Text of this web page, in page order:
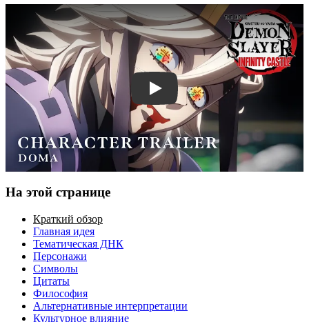
Смотреть трейлер
На этой странице
Краткий обзор
Главная идея
Тематическая ДНК
Персонажи
Символы
Цитаты
Философия
Альтернативные интерпретации
Культурное влияние